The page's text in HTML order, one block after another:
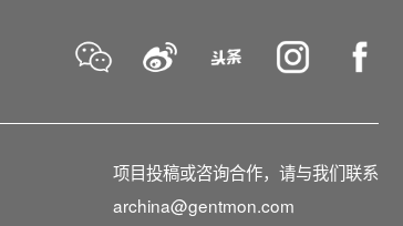
项目投稿或咨询合作，请与我们联系
archina@gentmon.com